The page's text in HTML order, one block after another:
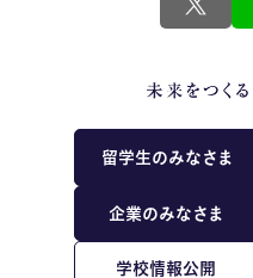
サイトマップ
留学生のみなさま
企業のみなさま
学校情報公開